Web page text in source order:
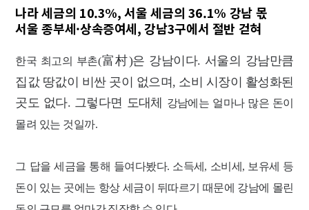
나라 세금의 10.3%, 서울 세금의 36.1% 강남 몫
서울 종부세·상속증여세, 강남3구에서 절반 걷혀
한국 최고의 부촌(富村)은 강남이다. 서울의 강남만큼
집값 땅값이 비싼 곳이 없으며, 소비 시장이 활성화된
곳도 없다. 그렇다면 도대체 강남에는 얼마나 많은 돈이
몰려 있는 것일까.
그 답을 세금을 통해 들여다봤다. 소득세, 소비세, 보유세 등
돈이 있는 곳에는 항상 세금이 뒤따르기 때문에 강남에 몰린